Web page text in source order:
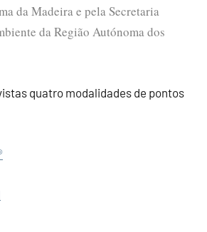
da Madeira e pela Secretaria
da Região Autónoma dos
quatro modalidades de pontos